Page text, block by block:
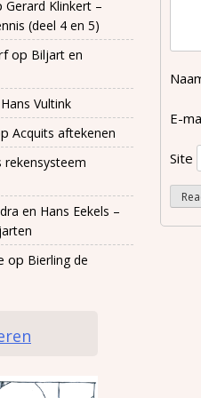
E-
Site
Gerard Klinkert –
(deel 4 en 5)
op Biljart en
Hans Vultink
Acquits aftekenen
rekensysteem
en Hans Eekels –
op Bierling de